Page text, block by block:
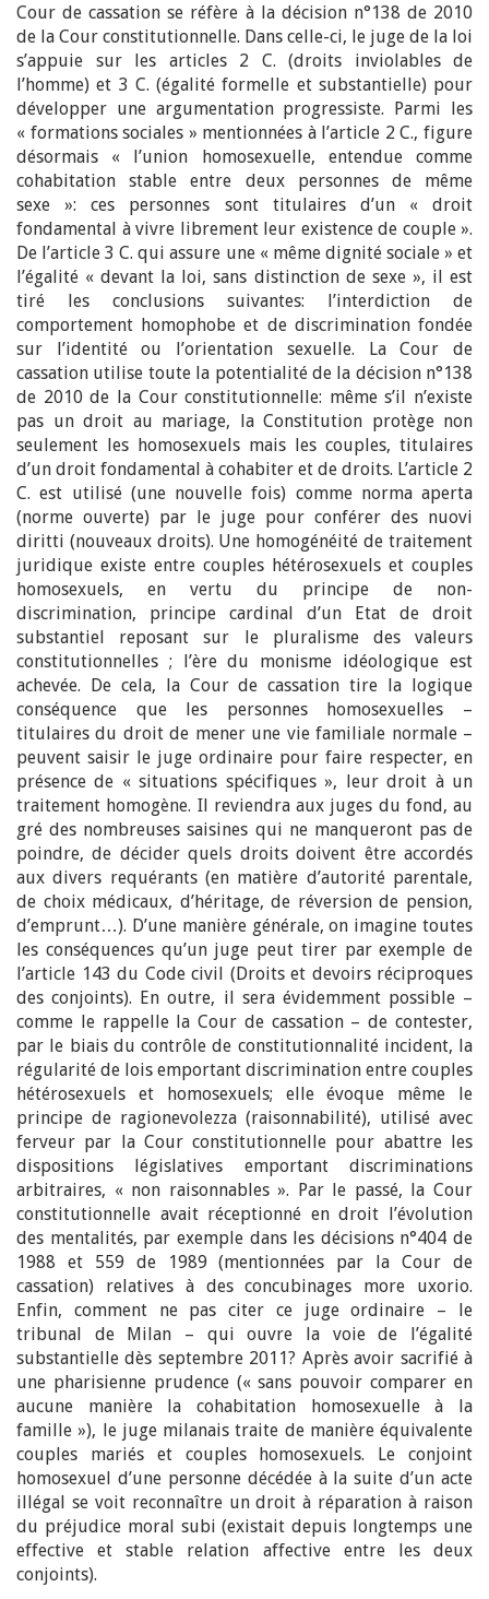
Cour de cassation se réfère à la décision n°138 de 2010
de la Cour constitutionnelle. Dans celle-ci, le juge de la loi
s’appuie sur les articles 2 C. (droits inviolables de
l’homme) et 3 C. (égalité formelle et substantielle) pour
développer une argumentation progressiste. Parmi les
« formations sociales » mentionnées à l’article 2 C., figure
désormais « l’union homosexuelle, entendue comme
cohabitation stable entre deux personnes de même
sexe »: ces personnes sont titulaires d’un « droit
fondamental à vivre librement leur existence de couple ».
De l’article 3 C. qui assure une « même dignité sociale » et
l’égalité « devant la loi, sans distinction de sexe », il est
tiré les conclusions suivantes: l’interdiction de
comportement homophobe et de discrimination fondée
sur l’identité ou l’orientation sexuelle. La Cour de
cassation utilise toute la potentialité de la décision n°138
de 2010 de la Cour constitutionnelle: même s’il n’existe
pas un droit au mariage, la Constitution protège non
seulement les homosexuels mais les couples, titulaires
d’un droit fondamental à cohabiter et de droits. L’article 2
C. est utilisé (une nouvelle fois) comme norma aperta
(norme ouverte) par le juge pour conférer des nuovi
diritti (nouveaux droits). Une homogénéité de traitement
juridique existe entre couples hétérosexuels et couples
homosexuels, en vertu du principe de non-
discrimination, principe cardinal d’un Etat de droit
substantiel reposant sur le pluralisme des valeurs
constitutionnelles ; l’ère du monisme idéologique est
achevée. De cela, la Cour de cassation tire la logique
conséquence que les personnes homosexuelles –
titulaires du droit de mener une vie familiale normale –
peuvent saisir le juge ordinaire pour faire respecter, en
présence de « situations spécifiques », leur droit à un
traitement homogène. Il reviendra aux juges du fond, au
gré des nombreuses saisines qui ne manqueront pas de
poindre, de décider quels droits doivent être accordés
aux divers requérants (en matière d’autorité parentale,
de choix médicaux, d’héritage, de réversion de pension,
d’emprunt…). D’une manière générale, on imagine toutes
les conséquences qu’un juge peut tirer par exemple de
l’article 143 du Code civil (Droits et devoirs réciproques
des conjoints). En outre, il sera évidemment possible –
comme le rappelle la Cour de cassation – de contester,
par le biais du contrôle de constitutionnalité incident, la
régularité de lois emportant discrimination entre couples
hétérosexuels et homosexuels; elle évoque même le
principe de ragionevolezza (raisonnabilité), utilisé avec
ferveur par la Cour constitutionnelle pour abattre les
dispositions législatives emportant discriminations
arbitraires, « non raisonnables ». Par le passé, la Cour
constitutionnelle avait réceptionné en droit l’évolution
des mentalités, par exemple dans les décisions n°404 de
1988 et 559 de 1989 (mentionnées par la Cour de
cassation) relatives à des concubinages more uxorio.
Enfin, comment ne pas citer ce juge ordinaire – le
tribunal de Milan – qui ouvre la voie de l’égalité
substantielle dès septembre 2011? Après avoir sacrifié à
une pharisienne prudence (« sans pouvoir comparer en
aucune manière la cohabitation homosexuelle à la
famille »), le juge milanais traite de manière équivalente
couples mariés et couples homosexuels. Le conjoint
homosexuel d’une personne décédée à la suite d’un acte
illégal se voit reconnaître un droit à réparation à raison
du préjudice moral subi (existait depuis longtemps une
effective et stable relation affective entre les deux
conjoints).